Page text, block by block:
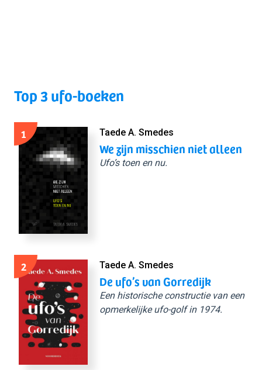
Top 3 ufo-boeken
1 Taede A. Smedes
We zijn misschien niet alleen
Ufo’s toen en nu.
2 Taede A. Smedes
De ufo’s van Gorredijk
Een historische constructie van een
opmerkelijke ufo-golf in 1974.